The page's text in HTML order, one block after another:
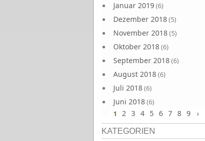
Januar 2019(6)
Dezember 2018(5)
November 2018(5)
Oktober 2018(6)
September 2018(6)
August 2018(6)
Juli 2018(6)
Juni 2018(6)
1 2 3 4 5 6 7 8 9 ›
KATEGORIEN